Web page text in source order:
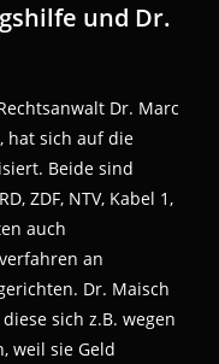
und Dr.
Dr. Marc
hat sich auf die
Beide sind
ZDF, NTV, Kabel 1,
auch
an
Dr. Maisch
sich z.B. wegen
weil sie Geld